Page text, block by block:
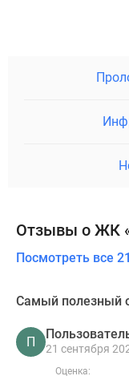
Отзывы о ЖК
Посмотреть все
Самый полезный
П 21 сентября
Оценка: